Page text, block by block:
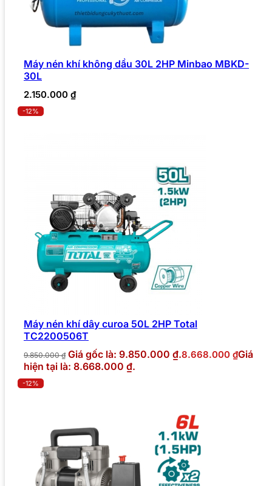
Máy nén khí không dầu 30L 2HP Minbao MBKD-
30L
2.150.000 ₫
-12%
Máy nén khí dây curoa 50L 2HP Total
TC2200506T
9.850.000₫ Giá gốc là: 9.850.000 ₫.8.668.000 ₫Giá
hiện tại là: 8.668.000 ₫.
-12%